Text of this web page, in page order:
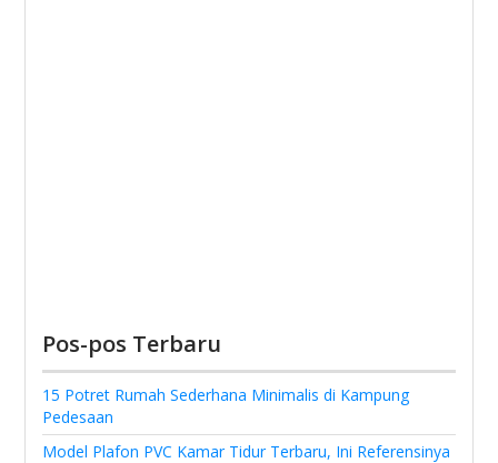
Pos-pos Terbaru
15 Potret Rumah Sederhana Minimalis di Kampung
Pedesaan
Model Plafon PVC Kamar Tidur Terbaru, Ini Referensinya